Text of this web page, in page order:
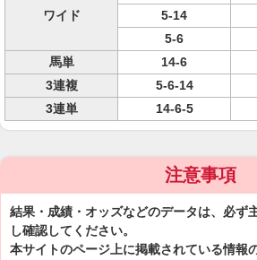
ワイド
5-14
5-6
馬単
14-6
3連複
5-6-14
3連単
14-6-5
注意事項
結果・成績・オッズなどのデータは、必ず
し確認してください。
本サイトのページ上に掲載されている情報